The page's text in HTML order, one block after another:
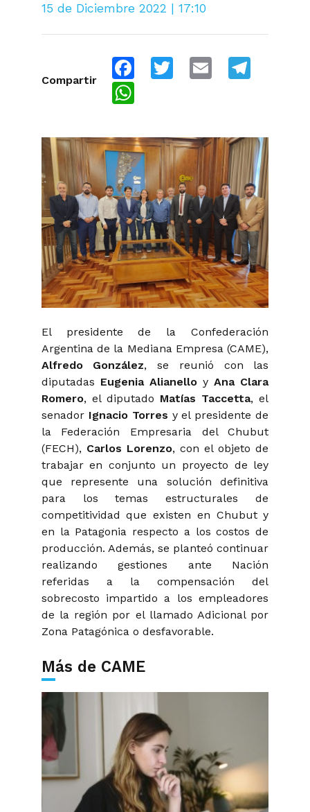
15 de Diciembre 2022 | 17:10
Compartir
FacebookTwitter Email
El presidente de la Confederación
Argentina de la Mediana Empresa (CAME),
Alfredo González, se reunió con las
diputadas Eugenia AlianelloyAna Clara
Romero, el diputado Matías Taccetta, el
senador Ignacio Torres y el presidente de
la Federación Empresaria del Chubut
(FECH), Carlos Lorenzo, con el objeto de
trabajar en conjunto un proyecto de ley
que represente una solución definitiva
para los temas estructurales de
competitividad que existen en Chubut y
en la Patagonia respecto a los costos de
producción. Además, se planteó continuar
realizando gestiones ante Nación
referidas a la compensación del
sobrecosto impartido a los empleadores
de la región por el llamado Adicional por
Zona Patagónica o desfavorable.
Más de CAME